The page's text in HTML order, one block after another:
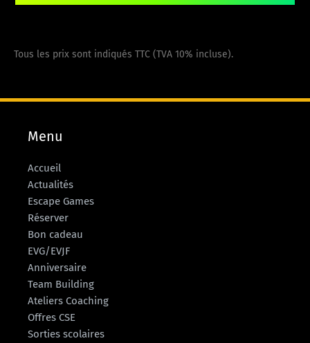
Tous les prix sont indiqués TTC (TVA 10% incluse).
Menu
Accueil
Actualités
Escape Games
Réserver
Bon cadeau
EVG/EVJF
Anniversaire
Team Building
Ateliers Coaching
Offres CSE
Sorties scolaires